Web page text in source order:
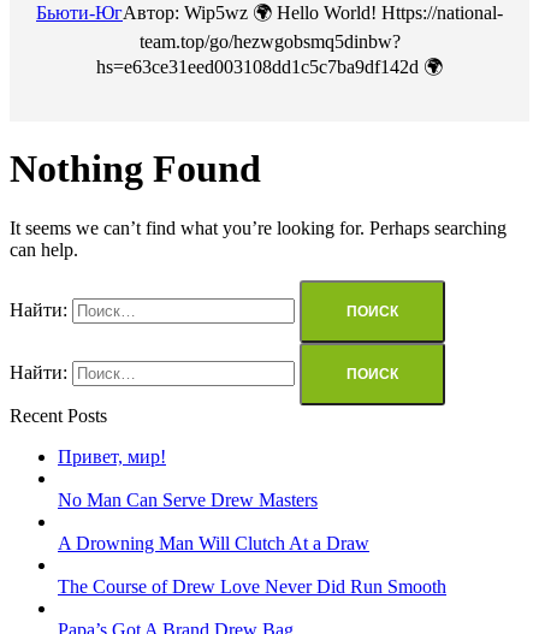
Бьюти-ЮгАвтор: Wip5wz 🌍 Hello World! Https://national-
team.top/go/hezwgobsmq5dinbw?
hs=e63ce31eed003108dd1c5c7ba9df142d 🌍
Nothing Found
It seems we can’t find what you’re looking for. Perhaps searching
can help.
Найти:
Найти:
Recent Posts
Привет, мир!
No Man Can Serve Drew Masters
A Drowning Man Will Clutch At a Draw
The Course of Drew Love Never Did Run Smooth
Papa’s Got A Brand Drew Bag